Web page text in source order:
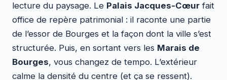
lecture du paysage. Le Palais Jacques-Cœur fait
office de repère patrimonial : il raconte une partie
de l’essor de Bourges et la façon dont la ville s’est
structurée. Puis, en sortant vers les Marais de
Bourges, vous changez de tempo. L’extérieur
calme la densité du centre (et ça se ressent).